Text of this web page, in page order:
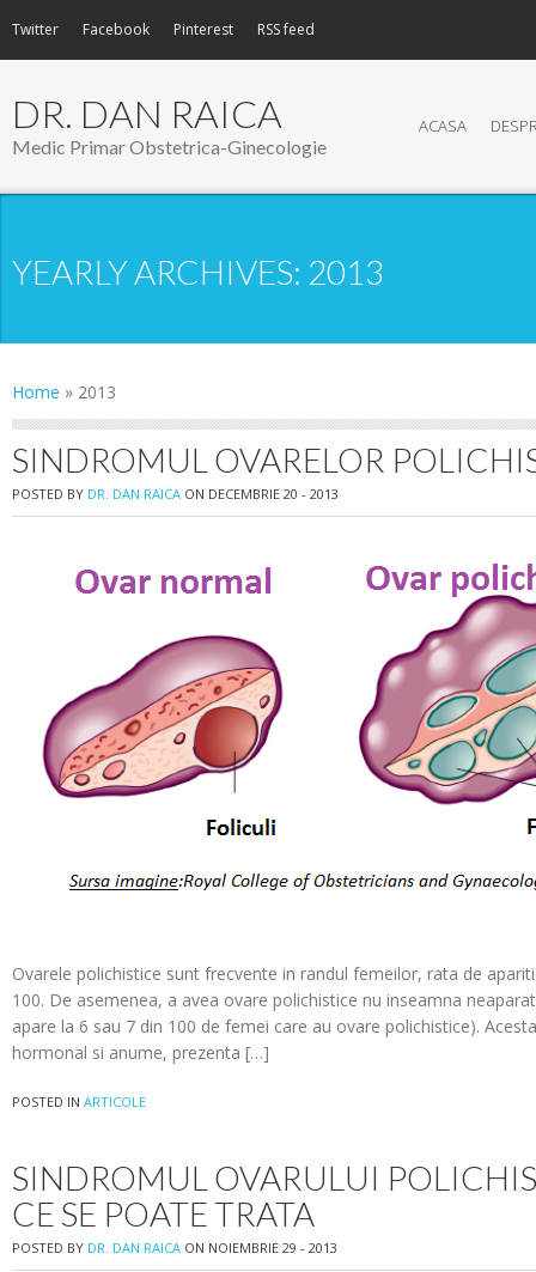
Twitter Facebook Pinterest RSS feed
DR. DAN RAICA
Medic Primar Obstetrica-Ginecologie
ACASA
YEARLY ARCHIVES: 2013
Home » 2013
SINDROMUL OVARELOR
POSTED BY DR. DAN RAICA ON DECEMBRIE 20 - 2013
Ovarele polichistice sunt frecvente in randul femeilor, rata de
100. De asemenea, a avea ovare polichistice nu inseamna
apare la 6 sau 7 din 100 de femei care au ovare polichistice).
hormonal si anume, prezenta […]
POSTED IN ARTICOLE
SINDROMUL OVARULUI
CE SE POATE TRATA
POSTED BY DR. DAN RAICA ON NOIEMBRIE 29 - 2013